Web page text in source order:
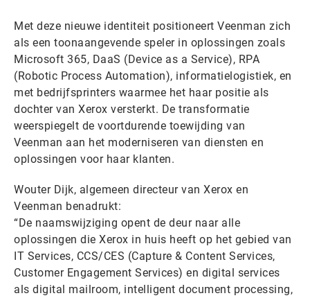
Met deze nieuwe identiteit positioneert Veenman zich
als een toonaangevende speler in oplossingen zoals
Microsoft 365, DaaS (Device as a Service), RPA
(Robotic Process Automation), informatielogistiek, en
met bedrijfsprinters waarmee het haar positie als
dochter van Xerox versterkt. De transformatie
weerspiegelt de voortdurende toewijding van
Veenman aan het moderniseren van diensten en
oplossingen voor haar klanten.
Wouter Dijk, algemeen directeur van Xerox en
Veenman benadrukt:
“De naamswijziging opent de deur naar alle
oplossingen die Xerox in huis heeft op het gebied van
IT Services, CCS/CES (Capture & Content Services,
Customer Engagement Services) en digital services
als digital mailroom, intelligent document processing,